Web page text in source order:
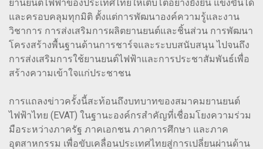
ยานยนต์ไฟฟ้าของประเทศไทยให้เติบโตอย่างยั่งยืน แข่งขันได้
และครอบคลุมทุกมิติ ตั้งแต่การพัฒนาองค์ความรู้และงาน
วิชาการ การส่งเสริมการผลิตยานยนต์และชิ้นส่วน การพัฒนา
โครงสร้างพื้นฐานด้านการชาร์จและระบบสนับสนุน ไปจนถึง
การส่งเสริมการใช้ยานยนต์ไฟฟ้าและการประชาสัมพันธ์เพื่อ
สร้างความเข้าใจแก่ประชาชน
การแถลงข่าวครั้งนี้สะท้อนถึงบทบาทของสมาคมยานยนต์
ไฟฟ้าไทย (EVAT) ในฐานะองค์กรสำคัญที่เชื่อมโยงความร่วม
มือระหว่างภาครัฐ ภาคเอกชน ภาคการศึกษา และภาค
อุตสาหกรรม เพื่อขับเคลื่อนประเทศไทยสู่การเปลี่ยนผ่านด้าน